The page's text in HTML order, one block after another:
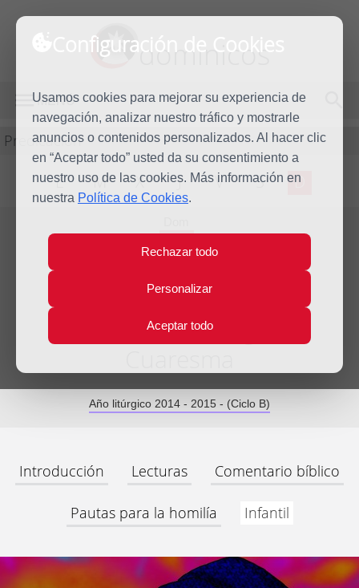
Configuración de Cookies
Usamos cookies para mejorar su experiencia de
navegación, analizar nuestro tráfico y mostrarle
anuncios o contenidos personalizados. Al hacer clic
en “Aceptar todo” usted da su consentimiento a
nuestro uso de las cookies. Más información en
nuestra Política de Cookies.
Rechazar todo
Personalizar
Aceptar todo
dominicos
MENÚ
Predicación
L M X J V S D
15
Mar
Homilía IV Domingo de
Año litúrgico 2014 - 2015 - (Ciclo B)
Introducción Lecturas Comentario bíblico
Pautas para la homilía Infantil